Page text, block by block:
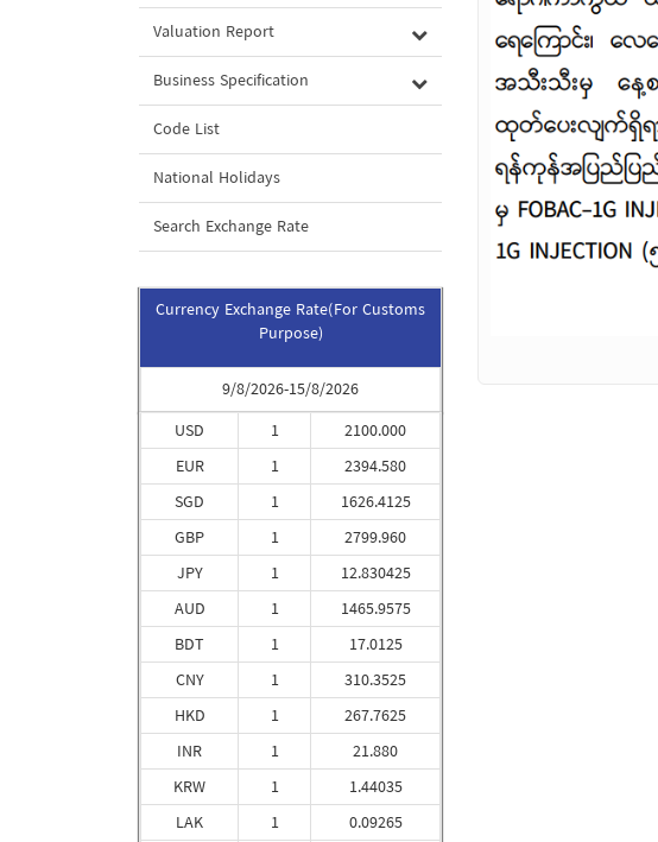
Valuation Report
Business Specification
Code List
National Holidays
Search Exchange Rate
Currency Exchange Rate(For Customs
Purpose)
9/8/2026-15/8/2026
USD
EUR
SGD
GBP
JPY
AUD
BDT
CNY
HKD
INR
KRW
LAK
1
1
1
1
1
1
1
1
1
1
1
1
2100.000
2394.580
1626.4125
2799.960
12.830425
1465.9575
17.0125
310.3525
267.7625
21.880
1.44035
0.09265